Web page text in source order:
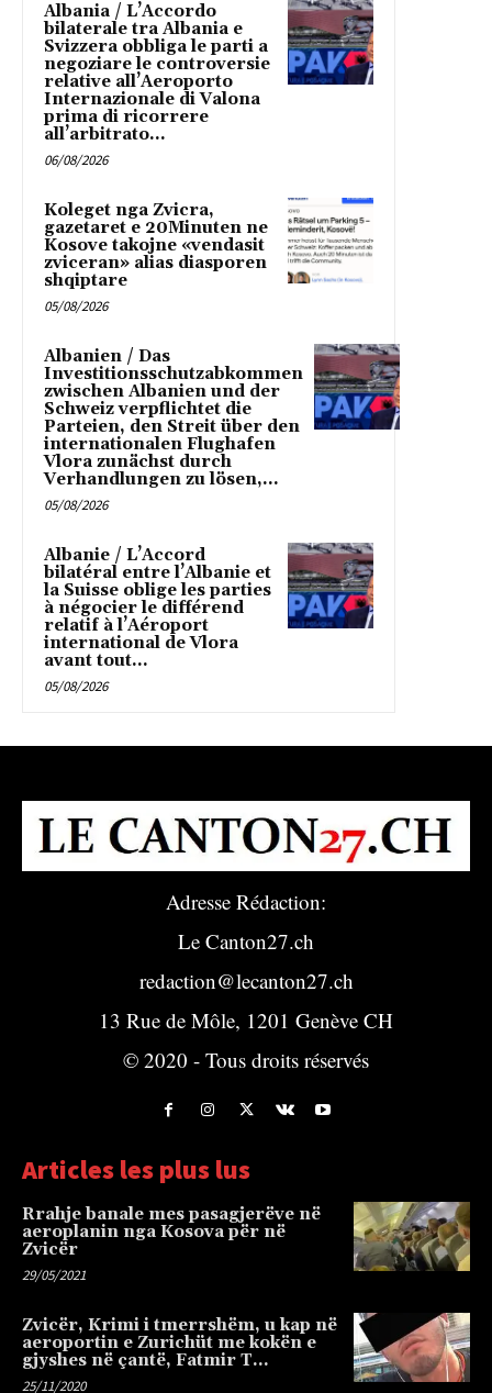
Albania / L’Accordo
bilaterale tra Albania e
Svizzera obbliga le parti a
negoziare le controversie
relative all’Aeroporto
Internazionale di Valona
prima di ricorrere
all’arbitrato...
06/08/2026
Koleget nga Zvicra,
gazetaret e 20Minuten ne
Kosove takojne «vendasit
zviceran» alias diasporen
shqiptare
05/08/2026
Albanien / Das
Investitionsschutzabkommen
zwischen Albanien und der
Schweiz verpflichtet die
Parteien, den Streit über den
internationalen Flughafen
Vlora zunächst durch
Verhandlungen zu lösen,...
05/08/2026
Albanie / L’Accord
bilatéral entre l’Albanie et
la Suisse oblige les parties
à négocier le différend
relatif à l’Aéroport
international de Vlora
avant tout...
05/08/2026
Adresse Rédaction:
Le Canton27.ch
redaction@lecanton27.ch
13 Rue de Môle, 1201 Genève CH
© 2020 - Tous droits réservés
Articles les plus lus
Rrahje banale mes pasagjerëve në
aeroplanin nga Kosova për në
Zvicër
29/05/2021
Zvicër, Krimi i tmerrshëm, u kap në
aeroportin e Zurichüt me kokën e
gjyshes në çantë, Fatmir T…
25/11/2020